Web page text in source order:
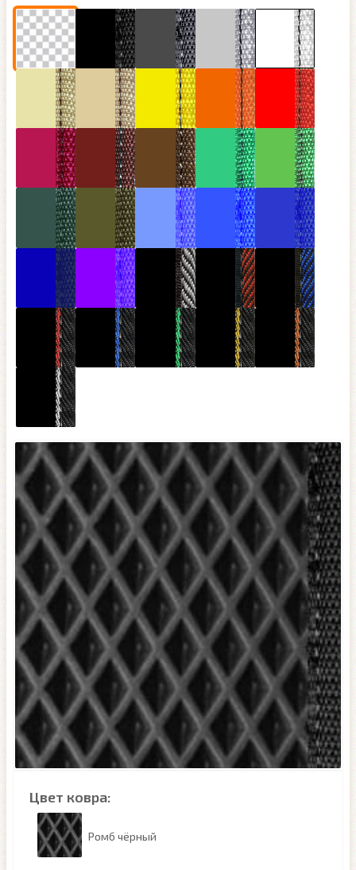
Цвет ковра:
Ромб чёрный